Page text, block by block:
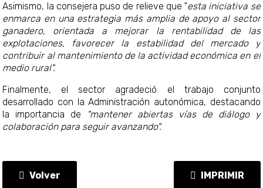
Asimismo, la consejera puso de relieve que "esta iniciativa se
enmarca en una estrategia más amplia de apoyo al sector
ganadero, orientada a mejorar la rentabilidad de las
explotaciones, favorecer la estabilidad del mercado y
contribuir al mantenimiento de la actividad económica en el
medio rural".
Finalmente, el sector agradeció el trabajo conjunto
desarrollado con la Administración autonómica, destacando
la importancia de "mantener abiertas vías de diálogo y
colaboración para seguir avanzando".
Volver IMPRIMIR